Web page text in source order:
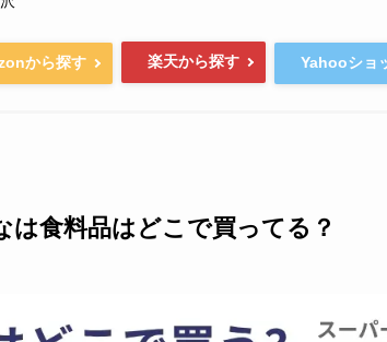
から探す 楽天から探す Yahooショ
は食料品はどこで買ってる？